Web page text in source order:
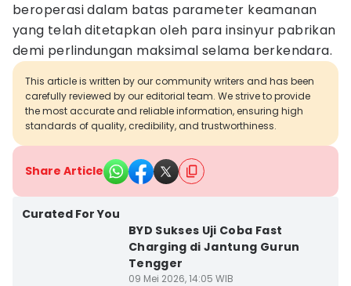
beroperasi dalam batas parameter keamanan
yang telah ditetapkan oleh para insinyur pabrikan
demi perlindungan maksimal selama berkendara.
This article is written by our community writers and has been
carefully reviewed by our editorial team. We strive to provide
the most accurate and reliable information, ensuring high
standards of quality, credibility, and trustworthiness.
Share Article
Curated For You
BYD Sukses Uji Coba Fast
Charging di Jantung Gurun
Tengger
09 Mei 2026, 14:05 WIB